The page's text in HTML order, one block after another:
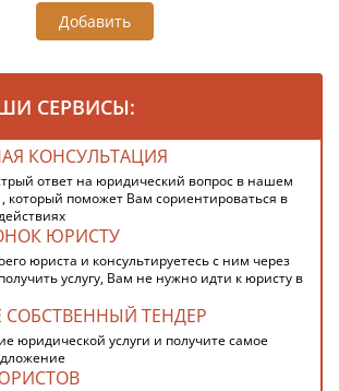
Добавить
СЕРВИСЫ:
КОНСУЛЬТАЦИЯ
ответ на юридический вопрос в нашем
который поможет Вам сориентироваться в
ЮРИСТУ
юриста и консультируетесь с ним через
услугу, Вам не нужно идти к юристу в
СОБСТВЕННЫЙ ТЕНДЕР
юридической услуги и получите самое